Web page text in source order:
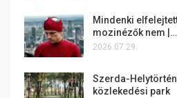
Mindenki
mozinézők nem |…
2026.07.29.
Szerda-
közlekedési park